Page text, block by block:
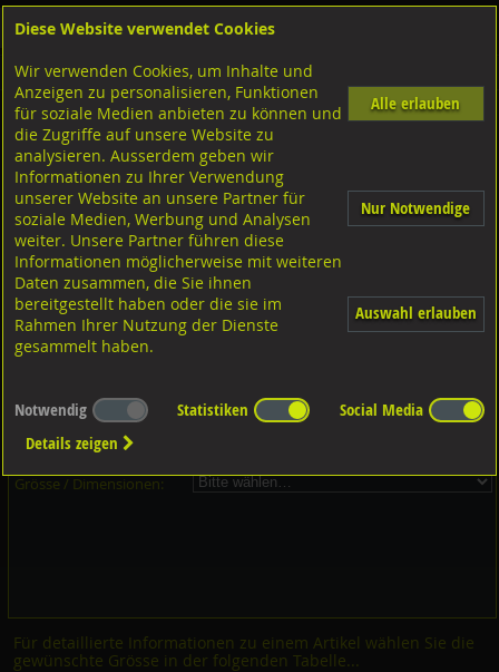
Shop Muttern Innengewinde Hülsenmuttern Flachkopf m. Innensechskant
Hülsenmuttern Flachkopf mit Innensechskant, 1.4305 rostfrei
Dieser Artikel ist in 6 Grössen erhältlich - Bitte wählen Sie...
Artikel-Nr.:
Verpackungs-Einheit:
Grösse / Dimensionen:
Für detaillierte Informationen zu einem Artikel wählen Sie die
gewünschte Grösse in der folgenden Tabelle...
Diese Website verwendet Cookies
Wir verwenden Cookies, um Inhalte und
Anzeigen zu personalisieren, Funktionen
für soziale Medien anbieten zu können und
die Zugriffe auf unsere Website zu
analysieren. Ausserdem geben wir
Informationen zu Ihrer Verwendung
unserer Website an unsere Partner für
soziale Medien, Werbung und Analysen
weiter. Unsere Partner führen diese
Informationen möglicherweise mit weiteren
Daten zusammen, die Sie ihnen
bereitgestellt haben oder die sie im
Rahmen Ihrer Nutzung der Dienste
gesammelt haben.
Alle erlauben
Nur Notwendige
Auswahl erlauben
Notwendig Statistiken
Social Media
Details zeigen